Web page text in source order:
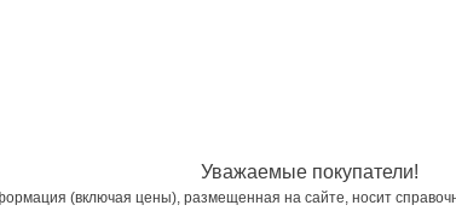
Уважаемые покупатели!
(включая цены), размещенная на сайте, носит